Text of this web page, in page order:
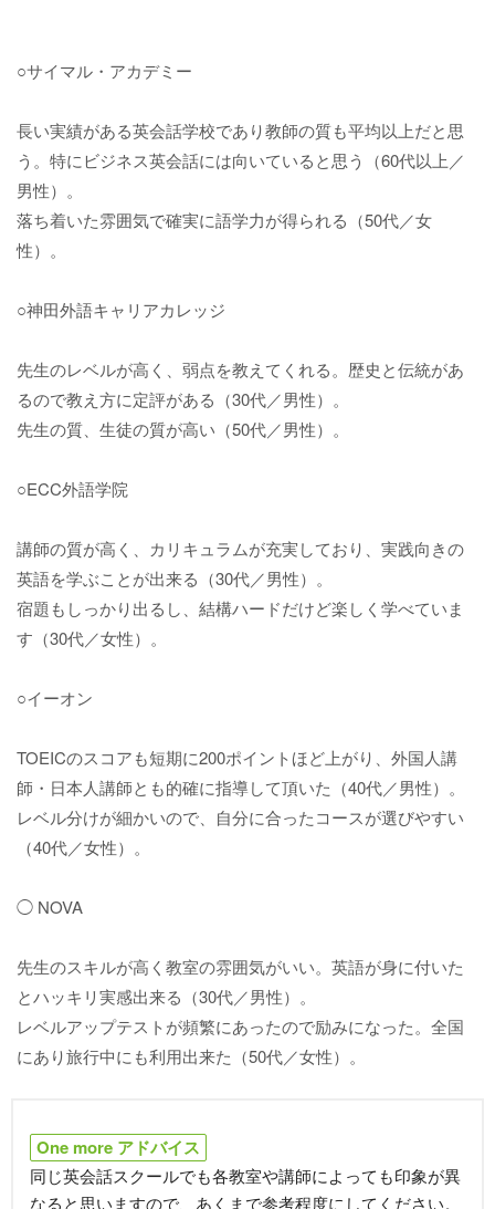
○サイマル・アカデミー
長い実績がある英会話学校であり教師の質も平均以上だと思
う。特にビジネス英会話には向いていると思う（60代以上／
男性）。
落ち着いた雰囲気で確実に語学力が得られる（50代／女
性）。
○神田外語キャリアカレッジ
先生のレベルが高く、弱点を教えてくれる。歴史と伝統があ
るので教え方に定評がある（30代／男性）。
先生の質、生徒の質が高い（50代／男性）。
○ECC外語学院
講師の質が高く、カリキュラムが充実しており、実践向きの
英語を学ぶことが出来る（30代／男性）。
宿題もしっかり出るし、結構ハードだけど楽しく学べていま
す（30代／女性）。
○イーオン
TOEICのスコアも短期に200ポイントほど上がり、外国人講
師・日本人講師とも的確に指導して頂いた（40代／男性）。
レベル分けが細かいので、自分に合ったコースが選びやすい
（40代／女性）。
◯ NOVA
先生のスキルが高く教室の雰囲気がいい。英語が身に付いた
とハッキリ実感出来る（30代／男性）。
レベルアップテストが頻繁にあったので励みになった。全国
にあり旅行中にも利用出来た（50代／女性）。
One more アドバイス
同じ英会話スクールでも各教室や講師によっても印象が異
なると思いますので、あくまで参考程度にしてください。